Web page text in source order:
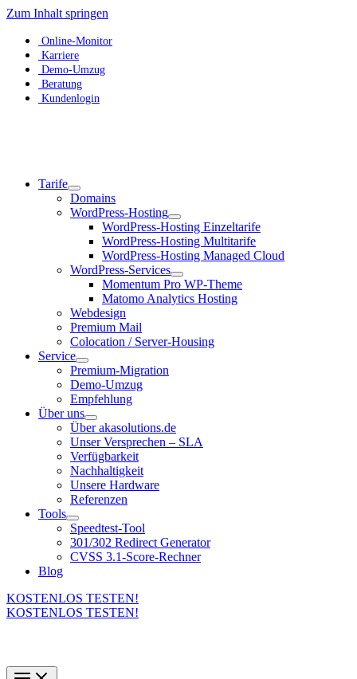
Zum Inhalt springen
Online-Monitor
Karriere
Demo-Umzug
Beratung
Kundenlogin
Tarife
Domains
WordPress-Hosting
WordPress-Hosting Einzeltarife
WordPress-Hosting Multitarife
WordPress-Hosting Managed Cloud
WordPress-Services
Momentum Pro WP-Theme
Matomo Analytics Hosting
Webdesign
Premium Mail
Colocation / Server-Housing
Service
Premium-Migration
Demo-Umzug
Empfehlung
Über uns
Über akasolutions.de
Unser Versprechen – SLA
Verfügbarkeit
Nachhaltigkeit
Unsere Hardware
Referenzen
Tools
Speedtest-Tool
301/302 Redirect Generator
CVSS 3.1-Score-Rechner
Blog
KOSTENLOS TESTEN!
KOSTENLOS TESTEN!